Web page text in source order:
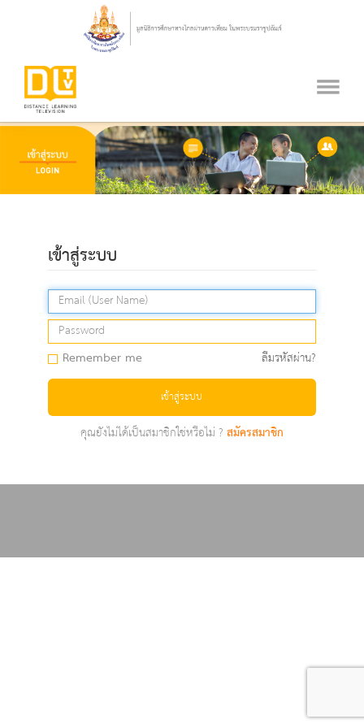
เข้าสู่ระบบ
Remember me ลืมรหัสผ่าน?
เข้าสู่ระบบ
คุณยังไม่ได้เป็นสมาชิกใช่หรือไม่ ?สมัครสมาชิก